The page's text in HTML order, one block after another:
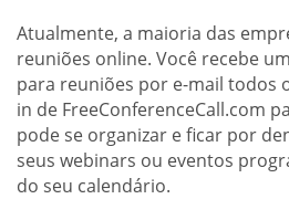
Atualmente, a maioria das
reuniões online. Você recebe
para reuniões por e-mail todos
in de FreeConferenceCall.com
pode se organizar e ficar por
seus webinars ou eventos
do seu calendário.